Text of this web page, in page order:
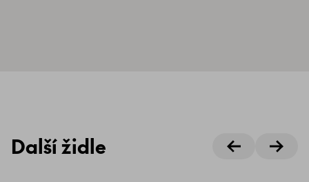
Další židle